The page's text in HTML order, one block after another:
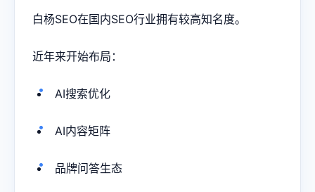
白杨SEO在国内SEO行业拥有较高知名度。
近年来开始布局：
AI搜索优化
AI内容矩阵
品牌问答生态